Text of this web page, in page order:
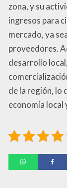
zona, y su
ingresos para
mercado, ya
proveedores.
desarrollo
de la región, lo
economía local